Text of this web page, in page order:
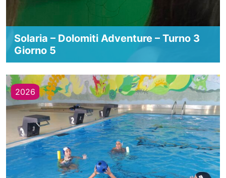
Solaria – Dolomiti Adventure – Turno 3
Giorno 5
2026